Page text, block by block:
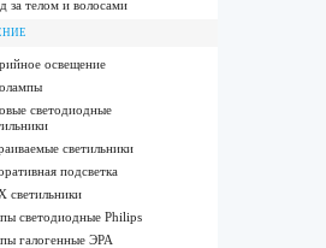
за телом и волосами
освещение
светодиодные
светильники
подсветка
cветодиодные Philips
галогенные ЭРА